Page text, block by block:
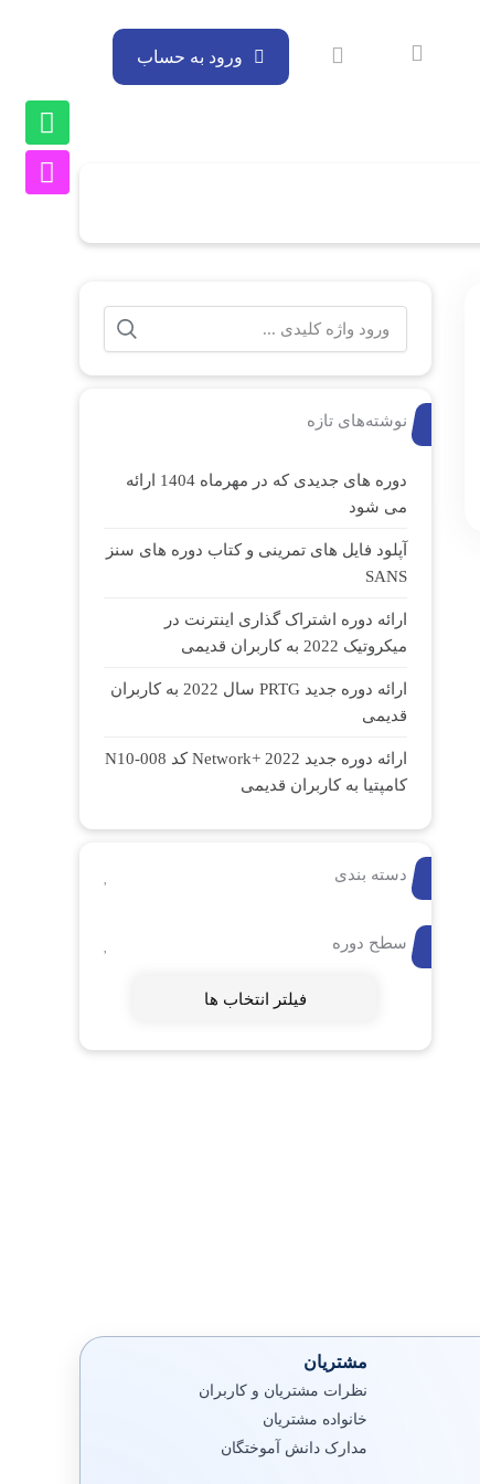
ورود به حساب
نوشته‌های تازه
دوره های جدیدی که در مهرماه 1404 ارائه
می شود
آپلود فایل های تمرینی و کتاب دوره های سنز
SANS
ارائه دوره اشتراک گذاری اینترنت در
میکروتیک 2022 به کاربران قدیمی
ارائه دوره جدید PRTG سال 2022 به کاربران
قدیمی
ارائه دوره جدید Network+ 2022 کد N10-008
کامپتیا به کاربران قدیمی
دسته بندی
سطح دوره
فیلتر انتخاب ها
مشتریان
نظرات مشتریان و کاربران
خانواده مشتریان
مدارک دانش آموختگان